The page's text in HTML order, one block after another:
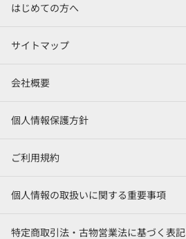
はじめての方へ
サイトマップ
会社概要
個人情報保護方針
ご利用規約
個人情報の取扱いに関する重要事項
特定商取引法・古物営業法に基づく表記